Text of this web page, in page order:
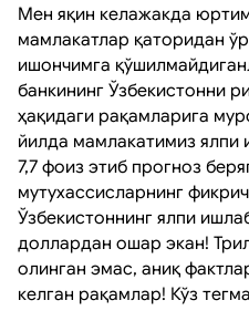
Мен яқин келажакда
мамлакатлар қаторидан
ишончимга
банкининг Ўзбекистонни
ҳақидаги рақамларига
йилда мамлакатимиз ялпи
7,7 фоиз этиб прогноз
мутухассисларнинг
Ўзбекистоннинг ялпи
доллардан ошар экан!
олинган эмас, аниқ
келган рақамлар! Кўз